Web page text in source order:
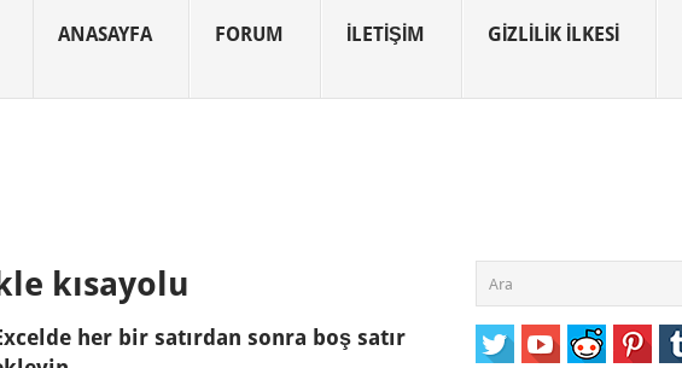
ANASAYFA FORUM İLETIŞIM GIZLILIK İLKESI
kısayolu
her bir satırdan sonra boş satır